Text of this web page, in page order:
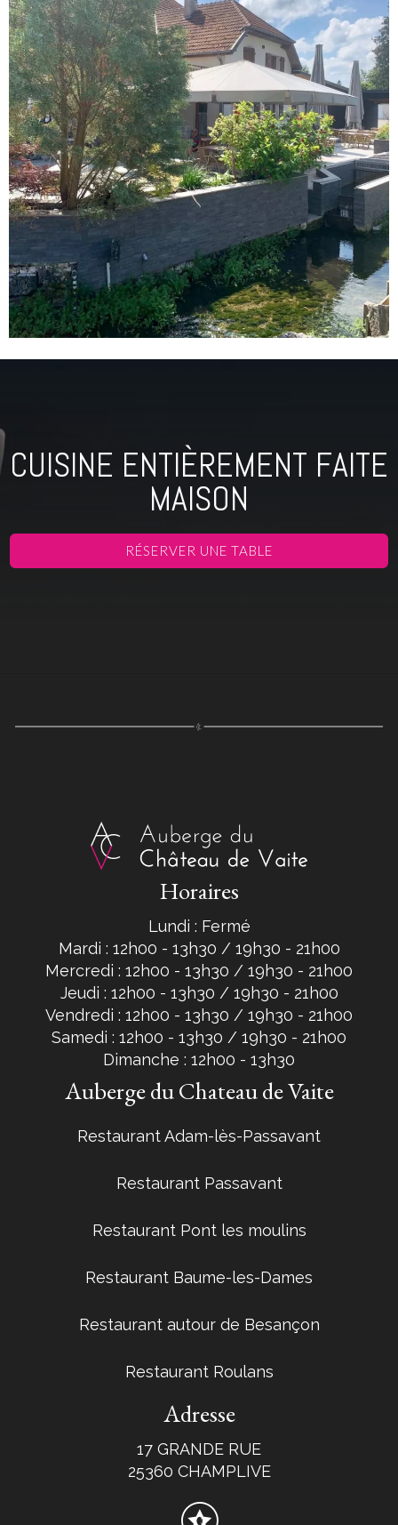
CUISINE ENTIÈREMENT FAITE
MAISON
RÉSERVER UNE TABLE
Horaires
Lundi : Fermé
Mardi : 12h00 - 13h30 / 19h30 - 21h00
Mercredi : 12h00 - 13h30 / 19h30 - 21h00
Jeudi : 12h00 - 13h30 / 19h30 - 21h00
Vendredi : 12h00 - 13h30 / 19h30 - 21h00
Samedi : 12h00 - 13h30 / 19h30 - 21h00
Dimanche : 12h00 - 13h30
Auberge du Chateau de Vaite
Restaurant Adam-lès-Passavant
Restaurant Passavant
Restaurant Pont les moulins
Restaurant Baume-les-Dames
Restaurant autour de Besançon
Restaurant Roulans
Adresse
17 GRANDE RUE
25360 CHAMPLIVE